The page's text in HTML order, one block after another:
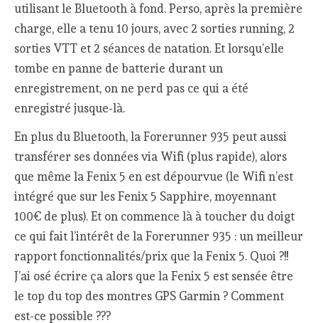
utilisant le Bluetooth à fond. Perso, après la première
charge, elle a tenu 10 jours, avec 2 sorties running, 2
sorties VTT et 2 séances de natation. Et lorsqu’elle
tombe en panne de batterie durant un
enregistrement, on ne perd pas ce qui a été
enregistré jusque-là.
En plus du Bluetooth, la Forerunner 935 peut aussi
transférer ses données via Wifi (plus rapide), alors
que même la Fenix 5 en est dépourvue (le Wifi n’est
intégré que sur les Fenix 5 Sapphire, moyennant
100€ de plus). Et on commence là à toucher du doigt
ce qui fait l’intérêt de la Forerunner 935 : un meilleur
rapport fonctionnalités/prix que la Fenix 5. Quoi ?!!
J’ai osé écrire ça alors que la Fenix 5 est sensée être
le top du top des montres GPS Garmin ? Comment
est-ce possible ???